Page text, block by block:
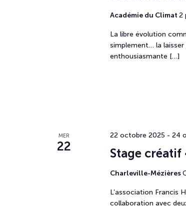
Académie du Climat 2
La libre évolution
simplement… la laisser
enthousiasmante […]
MER
22 Stage créatif
22 octobre 2025 - 24
Charleville-Mézières
L’association Francis
collaboration avec